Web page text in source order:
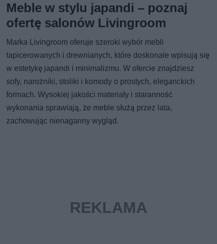
Meble w stylu japandi – poznaj
ofertę salonów Livingroom
Marka Livingroom oferuje szeroki wybór mebli
tapicerowanych i drewnianych, które doskonale wpisują się
w estetykę japandi i minimalizmu. W ofercie znajdziesz
sofy, narożniki, stoliki i komody o prostych, eleganckich
formach. Wysokiej jakości materiały i staranność
wykonania sprawiają, że meble służą przez lata,
zachowując nienaganny wygląd.